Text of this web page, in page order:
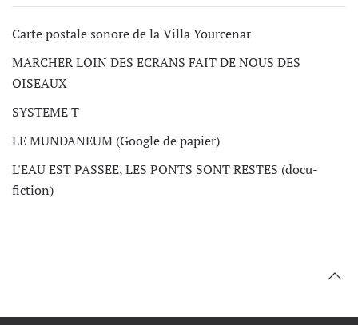
Carte postale sonore de la Villa Yourcenar
MARCHER LOIN DES ECRANS FAIT DE NOUS DES
OISEAUX
SYSTEME T
LE MUNDANEUM (Google de papier)
L'EAU EST PASSEE, LES PONTS SONT RESTES (docu-
fiction)